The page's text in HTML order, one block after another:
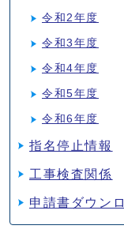
令和2年度
令和3年度
令和4年度
令和5年度
令和6年度
指名停止情報
工事検査関係
申請書ダウン